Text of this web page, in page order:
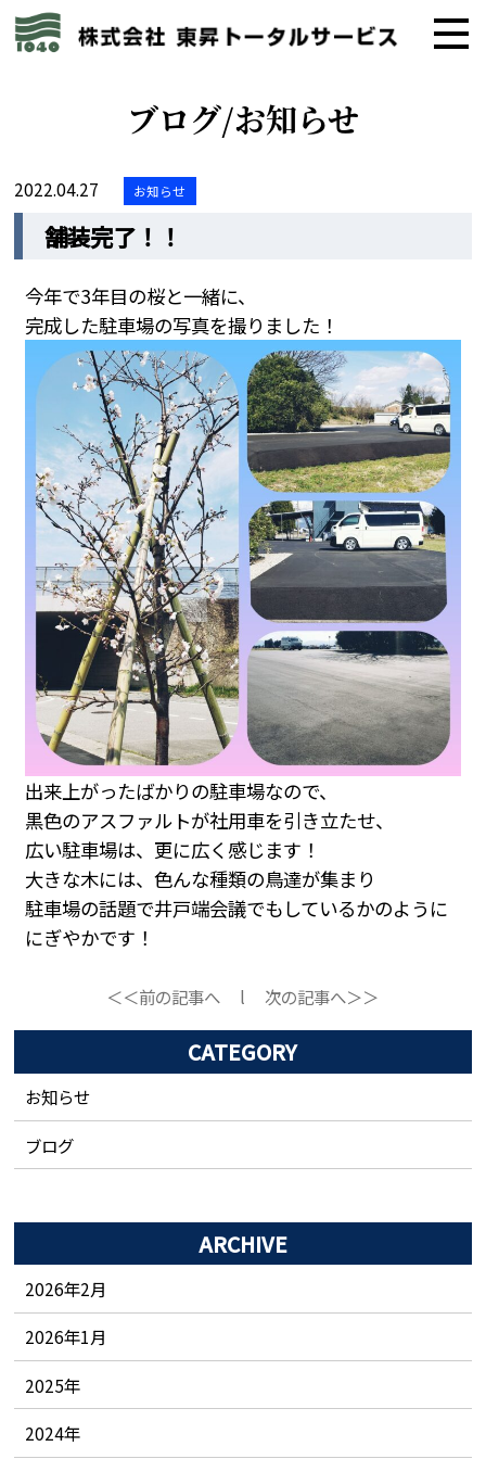
ブログ/お知らせ
2022.04.27 お知らせ
舗装完了！！
今年で3年目の桜と一緒に、
完成した駐車場の写真を撮りました！
出来上がったばかりの駐車場なので、
黒色のアスファルトが社用車を引き立たせ、
広い駐車場は、更に広く感じます！
大きな木には、色んな種類の鳥達が集まり
駐車場の話題で井戸端会議でもしているかのように
にぎやかです！
＜＜前の記事へ l 次の記事へ＞＞
CATEGORY
お知らせ
ブログ
ARCHIVE
2026年2月
2026年1月
2025年
2024年